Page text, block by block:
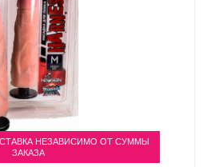
НЕЗАВИСИМО ОТ СУММЫ
ЗАКАЗА